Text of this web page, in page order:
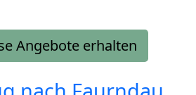
Angebote erhalten